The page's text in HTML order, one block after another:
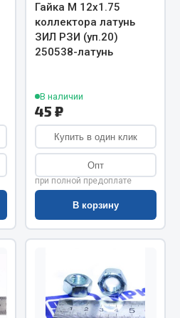
Гайка М 12х1.75
коллектора латунь
ЗИЛ РЗИ (уп.20)
250538-латунь
В наличии
45 ₽
Купить в один клик
Опт
при полной предоплате
В корзину